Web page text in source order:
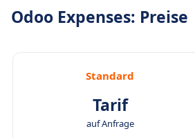
Odoo Expenses: Preise
Standard
Tarif
auf Anfrage